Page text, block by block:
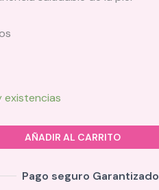
existencias
AÑADIR AL CARRITO
Pago seguro Garantizado